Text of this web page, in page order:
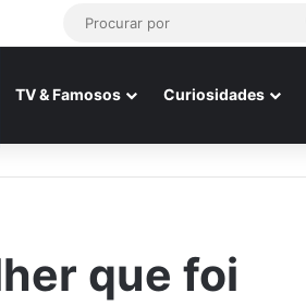
TV & Famosos Curiosidades
que foi